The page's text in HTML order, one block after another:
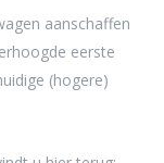
aanschaffen
eerste
(hogere)